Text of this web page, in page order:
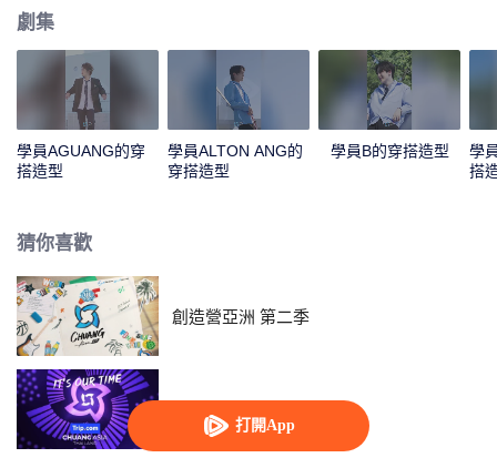
打開App
劇集
學員AGUANG的穿
搭造型
學員ALTON ANG的
穿搭造型
學員B的穿搭造型
學
搭
猜你喜歡
創造營亞洲 第二季